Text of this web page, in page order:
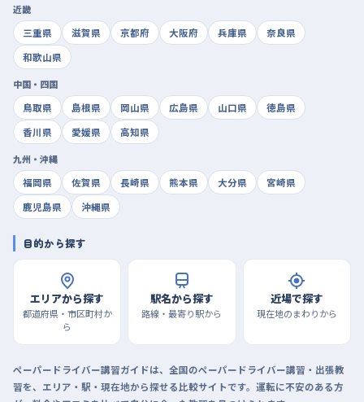
近畿
三重県
滋賀県 京都府 大阪府 兵庫県
奈良県
和歌山県
中国・四国
鳥取県
島根県 岡山県 広島県 山口県
徳島県
香川県
愛媛県 高知県
九州・沖縄
福岡県
佐賀県 長崎県 熊本県 大分県
宮崎県
鹿児島県
沖縄県
目的から探す
エリアから探す
都道府県・市区町村か
ら
駅名から探す
路線・最寄り駅から
近場で探す
現在地のまわりから
ペーパードライバー講習ガイドは、全国のペーパードライバー講習・出張教
習を、エリア・駅・現在地から探せる比較サイトです。運転に不安のある方